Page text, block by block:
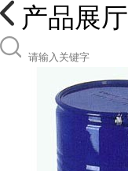
产品展厅